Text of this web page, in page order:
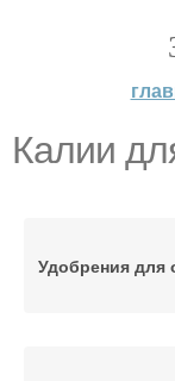
Калии
Удобрения для